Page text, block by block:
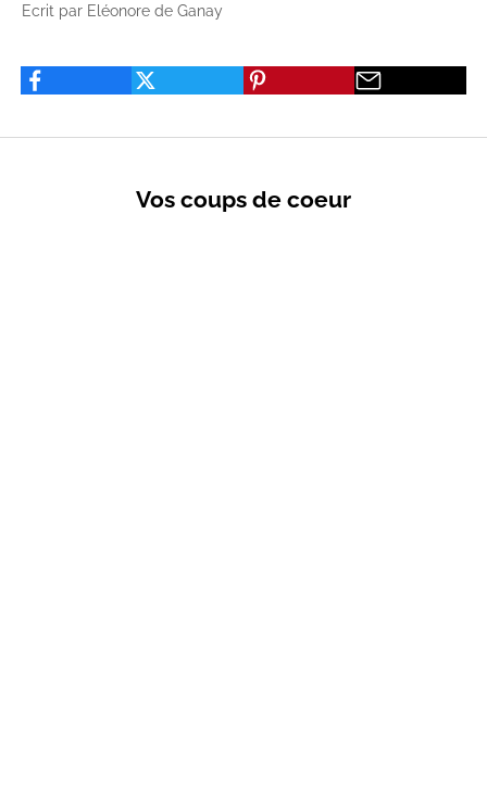
Ecrit par Eléonore de Ganay
Vos coups de coeur